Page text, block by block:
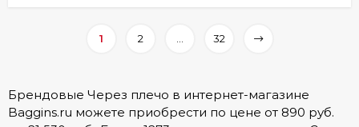
1 2 32
Брендовые Через плечо в интернет-магазине
Baggins.ru можете приобрести по цене от 890 руб.